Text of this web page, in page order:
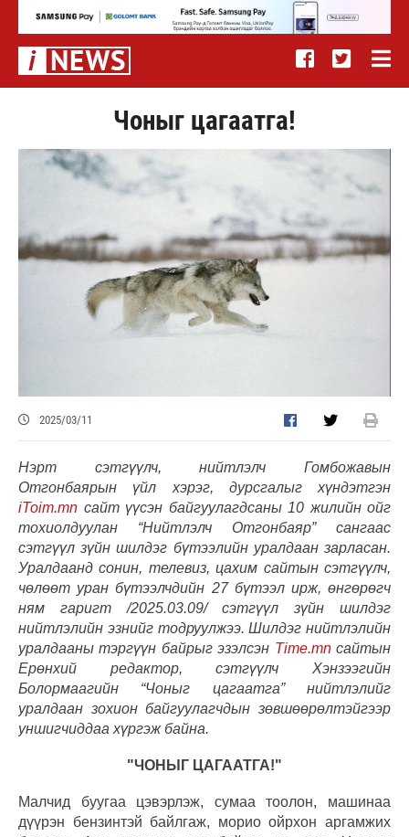
Чоныг цагаатга!
2025/03/11
Нэрт сэтгүүлч, нийтлэлч Гомбожавын
Отгонбаярын үйл хэрэг, дурсгалыг хүндэтгэн
iToim.mn сайт үүсэн байгуулагдсаны 10 жилийн ойг
тохиолдуулан “Нийтлэлч Отгонбаяр” сангаас
сэтгүүл зүйн шилдэг бүтээлийн уралдаан зарласан.
Уралдаанд сонин, телевиз, цахим сайтын сэтгүүлч,
чөлөөт уран бүтээлчдийн 27 бүтээл ирж, өнгөрөгч
ням гаригт /2025.03.09/ сэтгүүл зүйн шилдэг
нийтлэлийн эзнийг тодруулжээ. Шилдэг нийтлэлийн
уралдааны тэргүүн байрыг эзэлсэн Time.mnсайтын
Ерөнхий редактор, сэтгүүлч Хэнзээгийн
Болормаагийн “Чоныг цагаатга” нийтлэлийг
уралдаан зохион байгуулагчдын зөвшөөрөлтэйгээр
уншигчиддаа хүргэж байна.
"ЧОНЫГ ЦАГААТГА!"
Малчид буугаа цэвэрлэж, сумаа тоолон, машинаа
дүүрэн бензинтэй байлгаж, морио ойрхон аргамжих